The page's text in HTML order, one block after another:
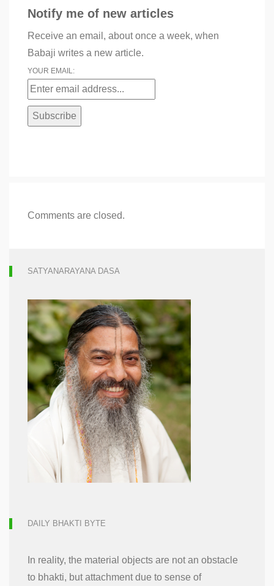
Notify me of new articles
Receive an email, about once a week, when
Babaji writes a new article.
YOUR EMAIL:
Comments are closed.
SATYANARAYANA DASA
DAILY BHAKTI BYTE
In reality, the material objects are not an obstacle
to bhakti, but attachment due to sense of